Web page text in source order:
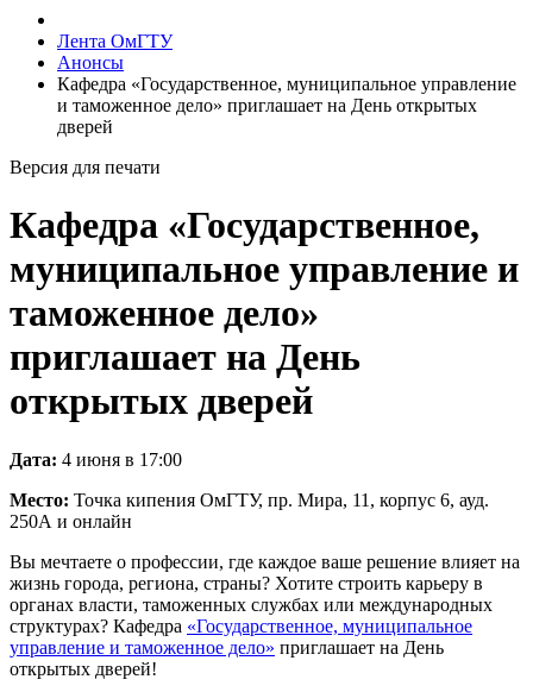
Лента ОмГТУ
Анонсы
Кафедра «Государственное, муниципальное управление
и таможенное дело» приглашает на День открытых
дверей
Версия для печати
Кафедра «Государственное,
муниципальное управление и
таможенное дело»
приглашает на День
открытых дверей
Дата: 4 июня в 17:00
Место: Точка кипения ОмГТУ, пр. Мира, 11, корпус 6, ауд.
250А и онлайн
Вы мечтаете о профессии, где каждое ваше решение влияет на
жизнь города, региона, страны? Хотите строить карьеру в
органах власти, таможенных службах или международных
структурах? Кафедра «Государственное, муниципальное
управление и таможенное дело» приглашает на День
открытых дверей!